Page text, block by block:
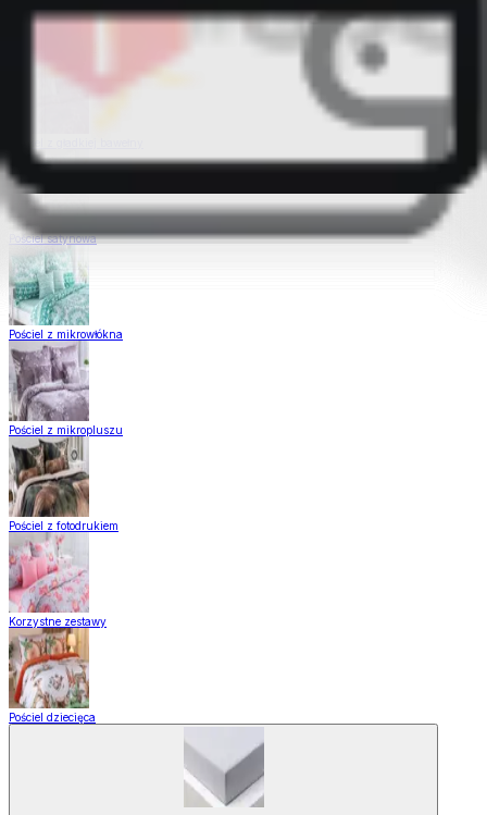
Pościel satynowa
Pościel z mikrowłókna
Pościel z mikropluszu
Pościel z fotodrukiem
Korzystne zestawy
Pościel dziecięca